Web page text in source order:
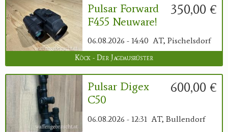
350,00 €
Pulsar Forward
F455 Neuware!
06.08.2026 - 14:40 AT, Pischelsdorf
Köck - Der Jagdausrüster
600,00 €
Pulsar Digex
C50
06.08.2026 - 12:31 AT, Bullendorf